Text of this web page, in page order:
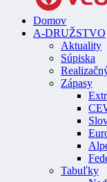
Domov
A-DRUŽSTVO
Aktuality
Súpiska
Zápasy
Tabuľky